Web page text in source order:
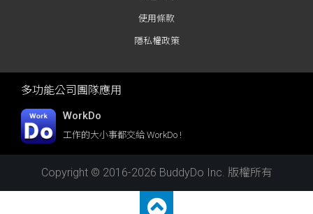
使用條款
隱私權政策
多功能公司團隊應用
WorkDo
工作的大小事都交給 WorkDo !
Copyright © 2016-2026 BuddyDo Inc. 版權所有